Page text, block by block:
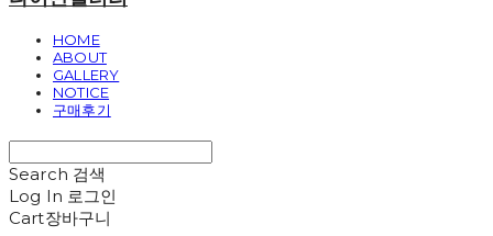
HOME
ABOUT
GALLERY
NOTICE
구매후기
Search 검색
Log In 로그인
Cart장바구니